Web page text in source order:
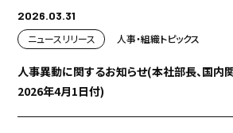
2026.03.31
ニュースリリース
人事・組織トピックス
人事異動に関するお知らせ(本社部長、国内
2026年4月1日付)